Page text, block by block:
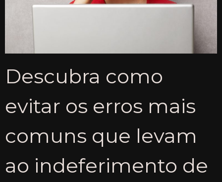
Descubra como
evitar os erros mais
comuns que levam
ao indeferimento de